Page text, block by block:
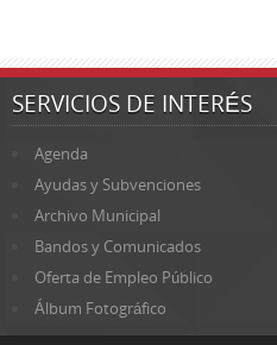
SERVICIOS DE INTERÉS
Agenda
Ayudas y Subvenciones
Archivo Municipal
Bandos y Comunicados
Oferta de Empleo Público
Álbum Fotográfico